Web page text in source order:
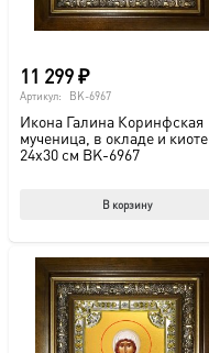
11 299₽
Артикул: BK-6967
Икона Галина Коринфская
мученица, в окладе и киоте
24х30 см BK-6967
В корзину